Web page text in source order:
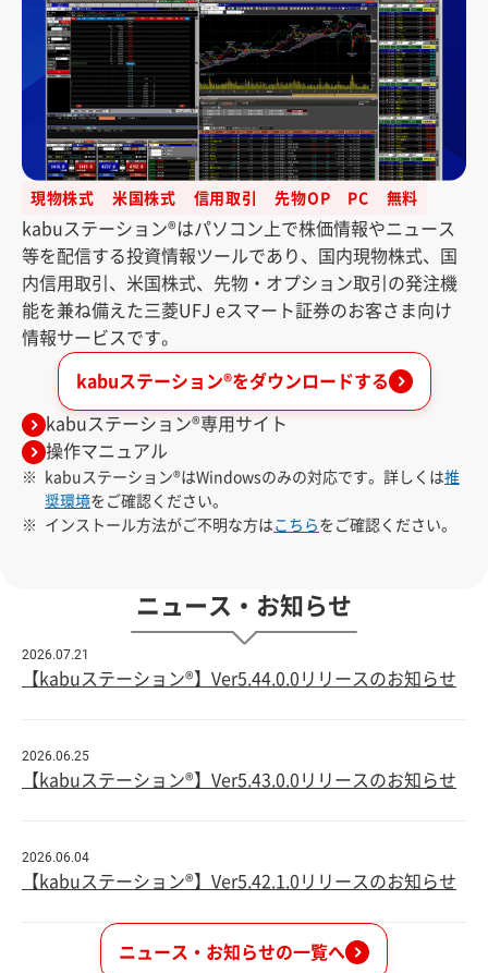
現物株式 米国株式 信用取引 先物OP PC 無料
kabuステーション®はパソコン上で株価情報やニュース
等を配信する投資情報ツールであり、国内現物株式、国
内信用取引、米国株式、先物・オプション取引の発注機
能を兼ね備えた三菱UFJ eスマート証券のお客さま向け
情報サービスです。
kabuステーション®をダウンロードする
kabuステーション®専用サイト
操作マニュアル
kabuステーション®はWindowsのみの対応です。詳しくは推
奨環境をご確認ください。
インストール方法がご不明な方は こちら をご確認ください。
ニュース・お知らせ
2026.07.21
【kabuステーション®】Ver5.44.0.0リリースのお知らせ
2026.06.25
【kabuステーション®】Ver5.43.0.0リリースのお知らせ
2026.06.04
【kabuステーション®】Ver5.42.1.0リリースのお知らせ
ニュース・お知らせの一覧へ